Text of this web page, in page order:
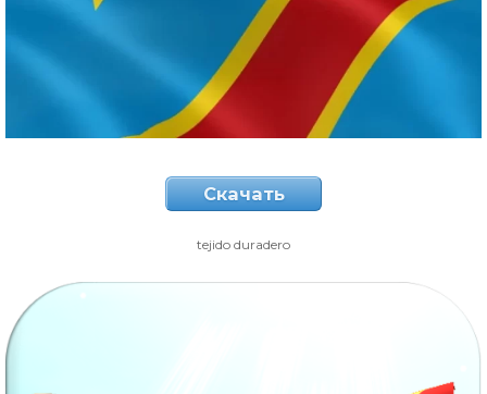
Скачать
tejido duradero